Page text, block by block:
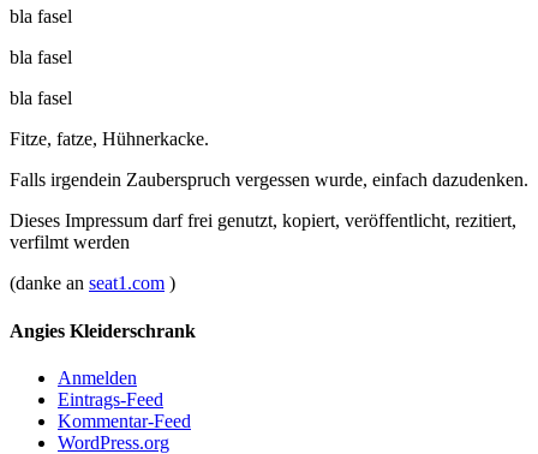
bla fasel
bla fasel
bla fasel
Fitze, fatze, Hühnerkacke.
Falls irgendein Zauberspruch vergessen wurde, einfach dazudenken.
Dieses Impressum darf frei genutzt, kopiert, veröffentlicht, rezitiert,
verfilmt werden
(danke an seat1.com )
Angies Kleiderschrank
Anmelden
Eintrags-Feed
Kommentar-Feed
WordPress.org